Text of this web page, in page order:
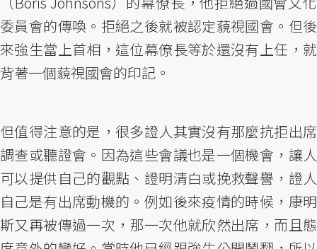
委員會的傳喚。拒絕之後就被認定藐視國會。但後
來強生當上首相，這位幕僚長等於還沒有上任，就
背著一個藐視國會的印記。
但值得注意的是，很多證人其實沒有那麼抗拒出席
調查或聽證會。因為這些會議也是一個機會，讓人
可以提供自己的觀點、證明清白或挽救聲譽，證人
自己是有出席動機的。例如後來疫情的時候，康明
斯又再被傳過一次，那一次他就欣然出席，而且態